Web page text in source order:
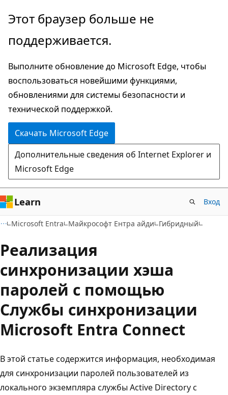
Пропустить
перейти
основному
содержимому
Этот браузер больше не
поддерживается.
Выполните обновление до Microsoft Edge, чтобы
воспользоваться новейшими функциями,
обновлениями для системы безопасности и
технической поддержкой.
Скачать Microsoft Edge
Дополнительные сведения об Internet Explorer и
Microsoft Edge
Learn Вход
Microsoft Entra Майкрософт Ентра айди Гибридный
Реализация
синхронизации хэша
паролей с помощью
Службы синхронизации
Microsoft Entra Connect
В этой статье содержится информация, необходимая
для синхронизации паролей пользователей из
локального экземпляра службы Active Directory с